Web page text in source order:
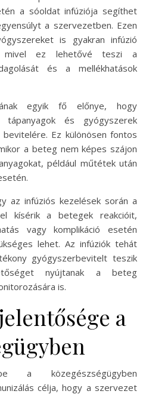
a sóoldat infúziója segíthet
a szervezetben. Ezen
is gyakran infúzió
mivel ez lehetővé teszi a
és a mellékhatások
egyik fő előnye, hogy
és gyógyszerek
Ez különösen fontos
a beteg nem képes szájon
például műtétek után
az infúziós kezelések során a
kísérik a betegek reakcióit,
vagy komplikáció esetén
lehet. Az infúziók tehát
gyógyszerbevitelt teszik
nyújtanak a beteg
is.
a
a közegészségügyben
célja, hogy a szervezet